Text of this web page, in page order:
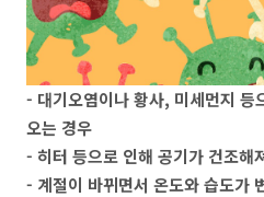
- 대기오염이나 황사, 미세먼지 등
오는 경우
- 히터 등으로 인해 공기가 건조해
- 계절이 바뀌면서 온도와 습도가